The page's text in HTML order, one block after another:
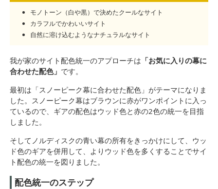
モノトーン（白や黒）で決めたクールなサイト
カラフルでかわいいサイト
自然に溶け込むようなナチュラルなサイト
我が家のサイト配色統一のアプローチは 「お気に入りの幕に
合わせた配色」 です。
最初は「スノーピーク幕に合わせた配色」がテーマになりま
した。スノーピーク幕はブラウンに赤がワンポイントに入っ
ているので、ギアの配色はウッド色と赤の2色の統一を目指
しました。
そしてノルディスクの青い幕の所有をきっかけにして、ウッ
ド色のギアを併用して、よりウッド色を多くすることでサイ
ト配色の統一を図りました。
配色統一のステップ